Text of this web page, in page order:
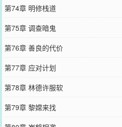
第74章 明修栈道
第75章 调查暗鬼
第76章 善良的代价
第77章 应对计划
第78章 林德许服软
第79章 黎嫦来找